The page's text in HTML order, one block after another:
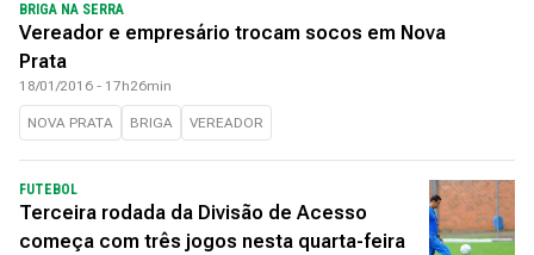
BRIGA NA SERRA
Vereador e empresário trocam socos em Nova
Prata
18/01/2016 - 17h26min
NOVA PRATA BRIGA VEREADOR
FUTEBOL
Terceira rodada da Divisão de Acesso
começa com três jogos nesta quarta-feira